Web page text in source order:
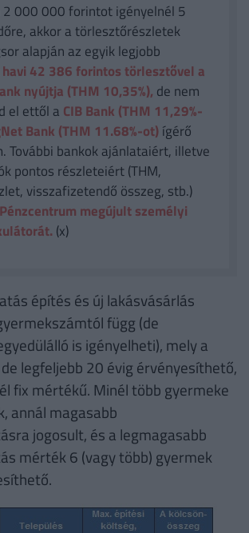
2 000 000 forintot igényelnél 5
akkor a törlesztőrészletek
alapján az egyik legjobb
havi 42 386 forintos törlesztővel a
nyújtja (THM 10,35%), de nem
el ettől a CIB Bank (THM 11,29%-
Bank (THM 11.68%-ot)ígérő
További bankok ajánlataiért, illetve
pontos részleteiért (THM,
visszafizetendő összeg, stb.)
Pénzcentrum megújult személyi
(x)
építés és új lakásvásárlás
függ (de
is igényelheti), mely a
legfeljebb 20 évig érvényesíthető,
fix mértékű. Minél több gyermeke
annál magasabb
jogosult, és a legmagasabb
mérték 6 (vagy több) gyermek